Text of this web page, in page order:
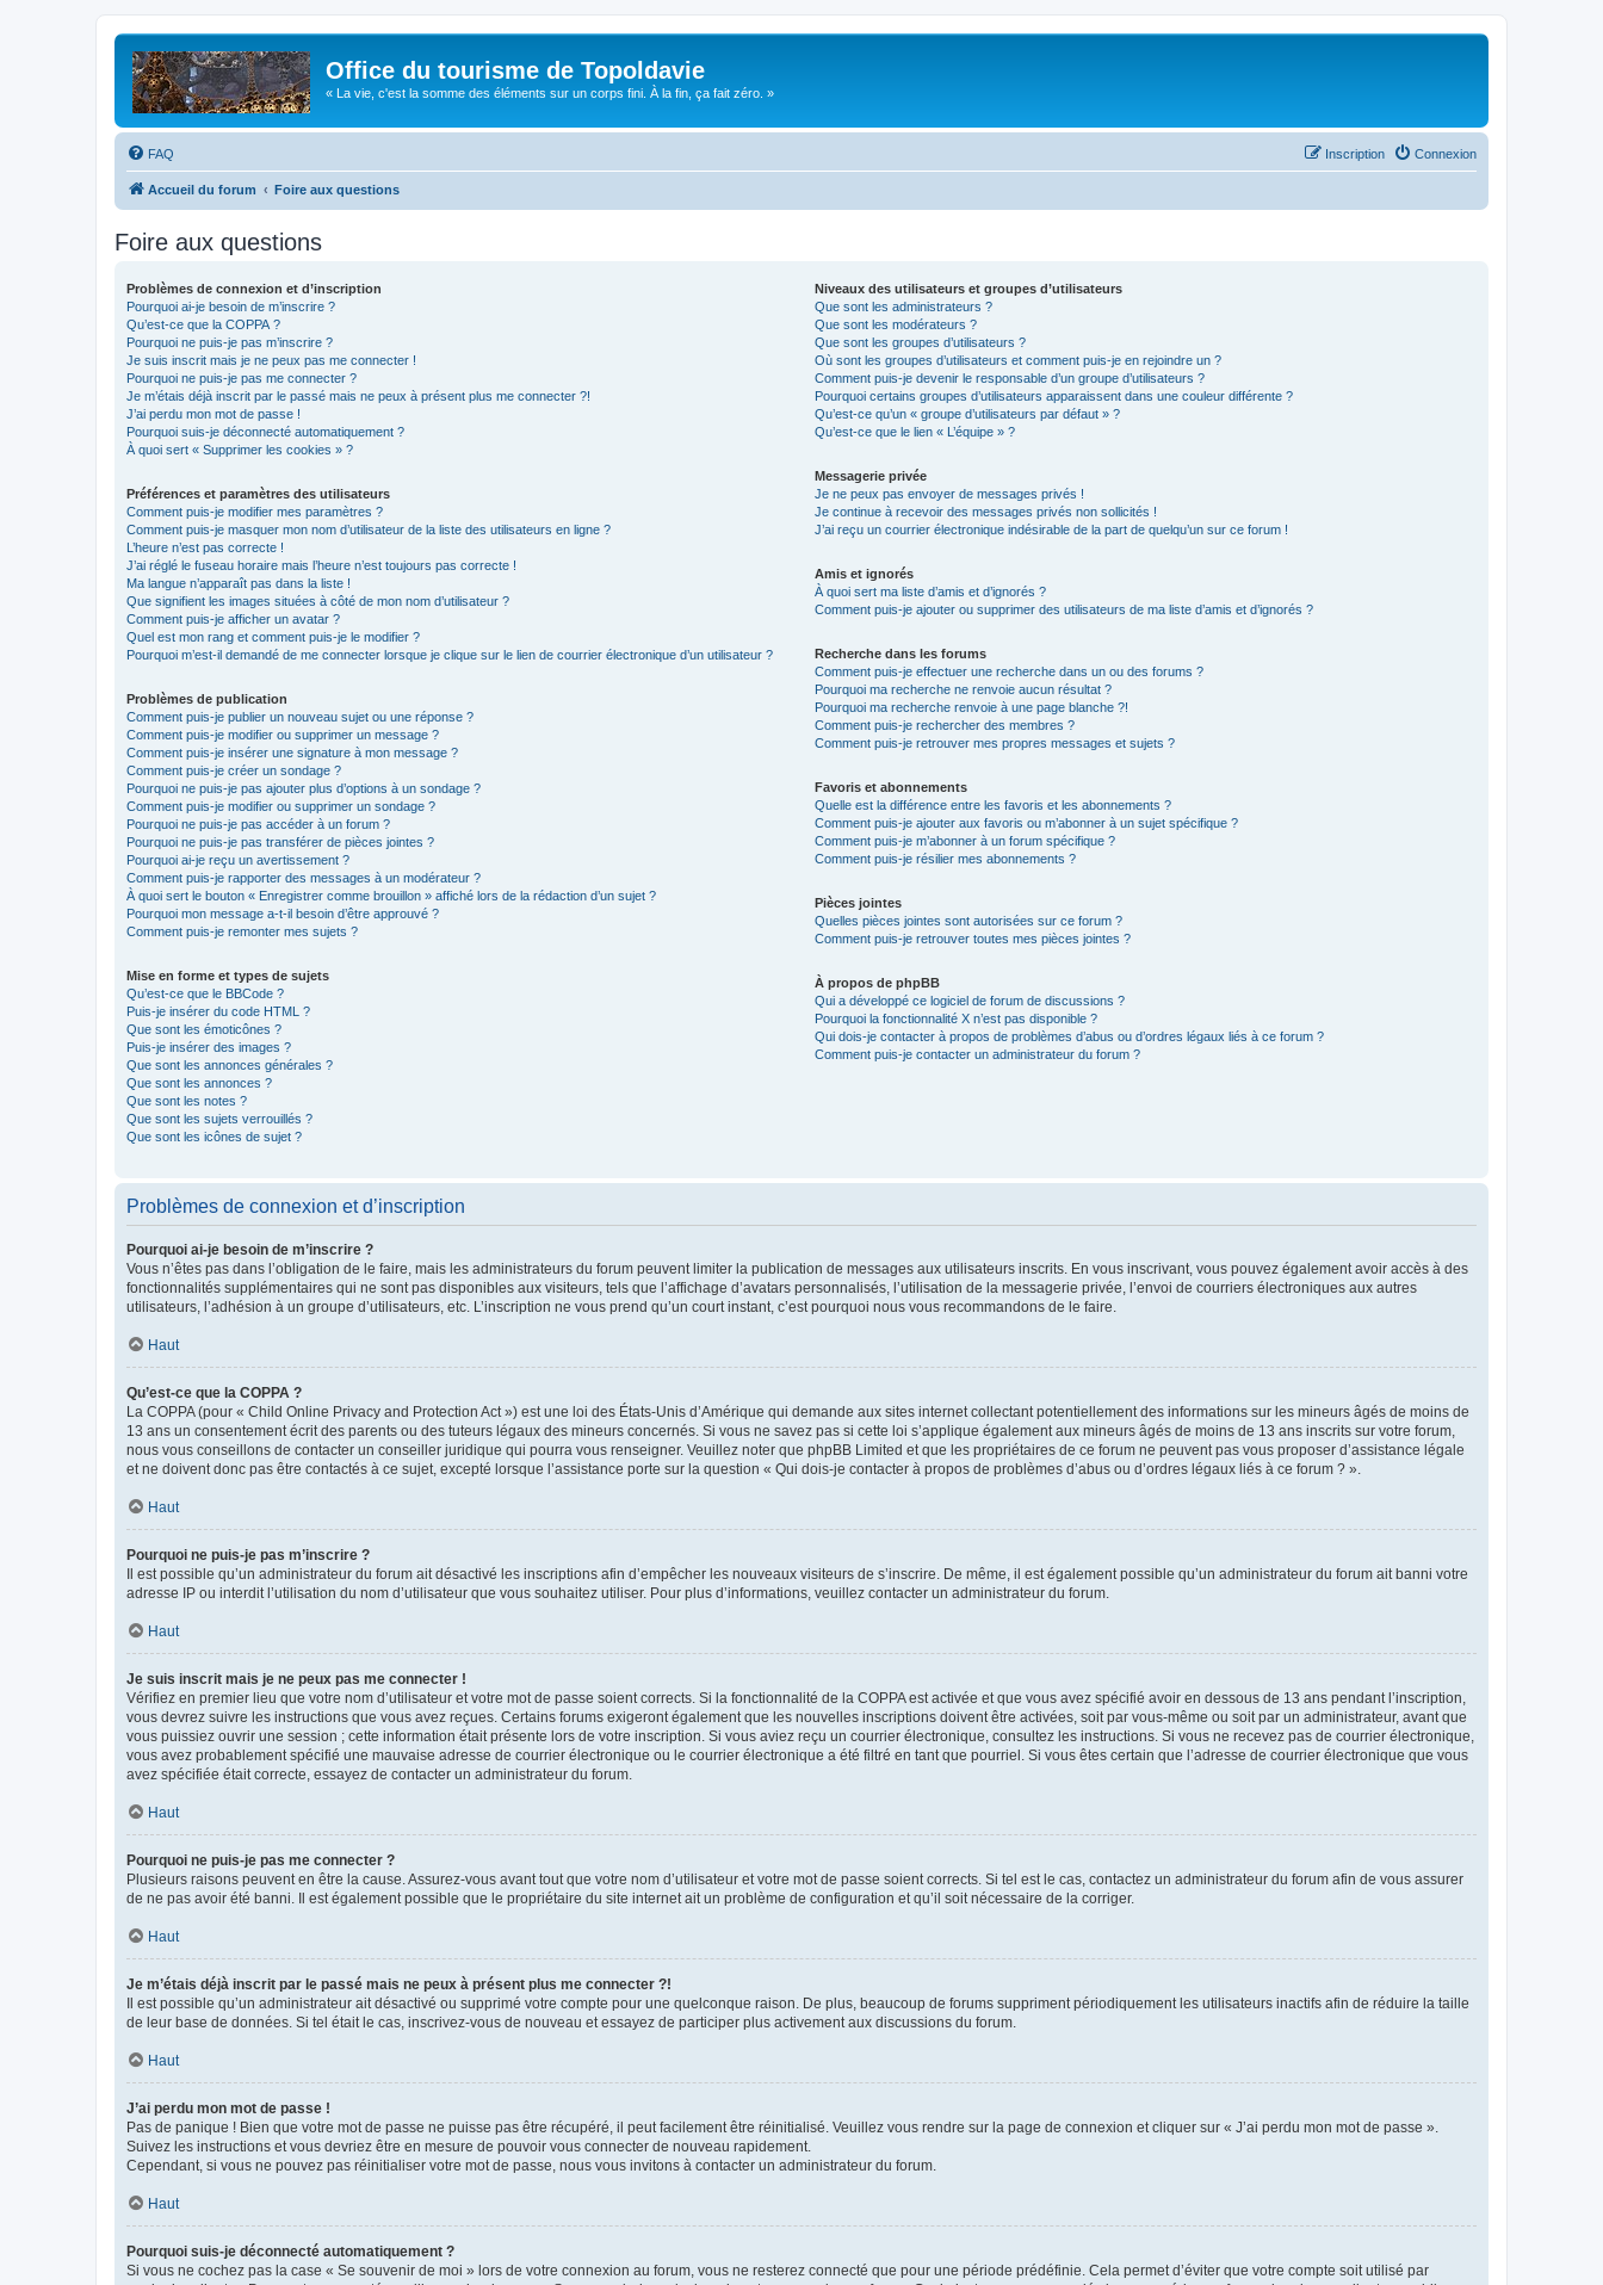
Office du tourisme de Topoldavie
« La vie, c'est la somme des éléments sur un corps fini. À la fin, ça fait zéro. »
FAQ Connexion
Inscription
Accueil du forum Foire aux questions
Foire aux questions
Problèmes de connexion et d’inscription
Pourquoi ai-je besoin de m’inscrire ?
Qu’est-ce que la COPPA ?
Pourquoi ne puis-je pas m’inscrire ?
Je suis inscrit mais je ne peux pas me connecter !
Pourquoi ne puis-je pas me connecter ?
Je m’étais déjà inscrit par le passé mais ne peux à présent plus me connecter ?!
J’ai perdu mon mot de passe !
Pourquoi suis-je déconnecté automatiquement ?
À quoi sert « Supprimer les cookies » ?
Préférences et paramètres des utilisateurs
Comment puis-je modifier mes paramètres ?
Comment puis-je masquer mon nom d’utilisateur de la liste des utilisateurs en ligne ?
L’heure n’est pas correcte !
J’ai réglé le fuseau horaire mais l’heure n’est toujours pas correcte !
Ma langue n’apparaît pas dans la liste !
Que signifient les images situées à côté de mon nom d’utilisateur ?
Comment puis-je afficher un avatar ?
Quel est mon rang et comment puis-je le modifier ?
Pourquoi m’est-il demandé de me connecter lorsque je clique sur le lien de courrier électronique d’un utilisateur ?
Problèmes de publication
Comment puis-je publier un nouveau sujet ou une réponse ?
Comment puis-je modifier ou supprimer un message ?
Comment puis-je insérer une signature à mon message ?
Comment puis-je créer un sondage ?
Pourquoi ne puis-je pas ajouter plus d’options à un sondage ?
Comment puis-je modifier ou supprimer un sondage ?
Pourquoi ne puis-je pas accéder à un forum ?
Pourquoi ne puis-je pas transférer de pièces jointes ?
Pourquoi ai-je reçu un avertissement ?
Comment puis-je rapporter des messages à un modérateur ?
À quoi sert le bouton « Enregistrer comme brouillon » affiché lors de la rédaction d’un sujet ?
Pourquoi mon message a-t-il besoin d’être approuvé ?
Comment puis-je remonter mes sujets ?
Mise en forme et types de sujets
Qu’est-ce que le BBCode ?
Puis-je insérer du code HTML ?
Que sont les émoticônes ?
Puis-je insérer des images ?
Que sont les annonces générales ?
Que sont les annonces ?
Que sont les notes ?
Que sont les sujets verrouillés ?
Que sont les icônes de sujet ?
Niveaux des utilisateurs et groupes d’utilisateurs
Que sont les administrateurs ?
Que sont les modérateurs ?
Que sont les groupes d’utilisateurs ?
Où sont les groupes d’utilisateurs et comment puis-je en rejoindre un ?
Comment puis-je devenir le responsable d’un groupe d’utilisateurs ?
Pourquoi certains groupes d’utilisateurs apparaissent dans une couleur différente ?
Qu’est-ce qu’un « groupe d’utilisateurs par défaut » ?
Qu’est-ce que le lien « L’équipe » ?
Messagerie privée
Je ne peux pas envoyer de messages privés !
Je continue à recevoir des messages privés non sollicités !
J’ai reçu un courrier électronique indésirable de la part de quelqu’un sur ce forum !
Amis et ignorés
À quoi sert ma liste d’amis et d’ignorés ?
Comment puis-je ajouter ou supprimer des utilisateurs de ma liste d’amis et d’ignorés ?
Recherche dans les forums
Comment puis-je effectuer une recherche dans un ou des forums ?
Pourquoi ma recherche ne renvoie aucun résultat ?
Pourquoi ma recherche renvoie à une page blanche ?!
Comment puis-je rechercher des membres ?
Comment puis-je retrouver mes propres messages et sujets ?
Favoris et abonnements
Quelle est la différence entre les favoris et les abonnements ?
Comment puis-je ajouter aux favoris ou m’abonner à un sujet spécifique ?
Comment puis-je m’abonner à un forum spécifique ?
Comment puis-je résilier mes abonnements ?
Pièces jointes
Quelles pièces jointes sont autorisées sur ce forum ?
Comment puis-je retrouver toutes mes pièces jointes ?
À propos de phpBB
Qui a développé ce logiciel de forum de discussions ?
Pourquoi la fonctionnalité X n’est pas disponible ?
Qui dois-je contacter à propos de problèmes d’abus ou d’ordres légaux liés à ce forum ?
Comment puis-je contacter un administrateur du forum ?
Problèmes de connexion et d’inscription
Pourquoi ai-je besoin de m’inscrire ?
Vous n’êtes pas dans l’obligation de le faire, mais les administrateurs du forum peuvent limiter la publication de messages aux utilisateurs inscrits. En vous inscrivant, vous pouvez également avoir accès à des
fonctionnalités supplémentaires qui ne sont pas disponibles aux visiteurs, tels que l’affichage d’avatars personnalisés, l’utilisation de la messagerie privée, l’envoi de courriers électroniques aux autres
utilisateurs, l’adhésion à un groupe d’utilisateurs, etc. L’inscription ne vous prend qu’un court instant, c’est pourquoi nous vous recommandons de le faire.
Haut
Qu’est-ce que la COPPA ?
La COPPA (pour « Child Online Privacy and Protection Act ») est une loi des États-Unis d’Amérique qui demande aux sites internet collectant potentiellement des informations sur les mineurs âgés de moins de
13 ans un consentement écrit des parents ou des tuteurs légaux des mineurs concernés. Si vous ne savez pas si cette loi s’applique également aux mineurs âgés de moins de 13 ans inscrits sur votre forum,
nous vous conseillons de contacter un conseiller juridique qui pourra vous renseigner. Veuillez noter que phpBB Limited et que les propriétaires de ce forum ne peuvent pas vous proposer d’assistance légale
et ne doivent donc pas être contactés à ce sujet, excepté lorsque l’assistance porte sur la question « Qui dois-je contacter à propos de problèmes d’abus ou d’ordres légaux liés à ce forum ? ».
Haut
Pourquoi ne puis-je pas m’inscrire ?
Il est possible qu’un administrateur du forum ait désactivé les inscriptions afin d’empêcher les nouveaux visiteurs de s’inscrire. De même, il est également possible qu’un administrateur du forum ait banni votre
adresse IP ou interdit l’utilisation du nom d’utilisateur que vous souhaitez utiliser. Pour plus d’informations, veuillez contacter un administrateur du forum.
Haut
Je suis inscrit mais je ne peux pas me connecter !
Vérifiez en premier lieu que votre nom d’utilisateur et votre mot de passe soient corrects. Si la fonctionnalité de la COPPA est activée et que vous avez spécifié avoir en dessous de 13 ans pendant l’inscription,
vous devrez suivre les instructions que vous avez reçues. Certains forums exigeront également que les nouvelles inscriptions doivent être activées, soit par vous-même ou soit par un administrateur, avant que
vous puissiez ouvrir une session ; cette information était présente lors de votre inscription. Si vous aviez reçu un courrier électronique, consultez les instructions. Si vous ne recevez pas de courrier électronique,
vous avez probablement spécifié une mauvaise adresse de courrier électronique ou le courrier électronique a été filtré en tant que pourriel. Si vous êtes certain que l’adresse de courrier électronique que vous
avez spécifiée était correcte, essayez de contacter un administrateur du forum.
Haut
Pourquoi ne puis-je pas me connecter ?
Plusieurs raisons peuvent en être la cause. Assurez-vous avant tout que votre nom d’utilisateur et votre mot de passe soient corrects. Si tel est le cas, contactez un administrateur du forum afin de vous assurer
de ne pas avoir été banni. Il est également possible que le propriétaire du site internet ait un problème de configuration et qu’il soit nécessaire de la corriger.
Haut
Je m’étais déjà inscrit par le passé mais ne peux à présent plus me connecter ?!
Il est possible qu’un administrateur ait désactivé ou supprimé votre compte pour une quelconque raison. De plus, beaucoup de forums suppriment périodiquement les utilisateurs inactifs afin de réduire la taille
de leur base de données. Si tel était le cas, inscrivez-vous de nouveau et essayez de participer plus activement aux discussions du forum.
Haut
J’ai perdu mon mot de passe !
Pas de panique ! Bien que votre mot de passe ne puisse pas être récupéré, il peut facilement être réinitialisé. Veuillez vous rendre sur la page de connexion et cliquer sur « J’ai perdu mon mot de passe ».
Suivez les instructions et vous devriez être en mesure de pouvoir vous connecter de nouveau rapidement.
Cependant, si vous ne pouvez pas réinitialiser votre mot de passe, nous vous invitons à contacter un administrateur du forum.
Haut
Pourquoi suis-je déconnecté automatiquement ?
Si vous ne cochez pas la case « Se souvenir de moi » lors de votre connexion au forum, vous ne resterez connecté que pour une période prédéfinie. Cela permet d’éviter que votre compte soit utilisé par